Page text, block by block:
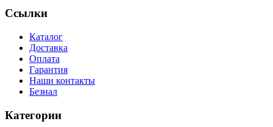
Ссылки
Каталог
Доставка
Оплата
Гарантия
Наши контакты
Безнал
Категории